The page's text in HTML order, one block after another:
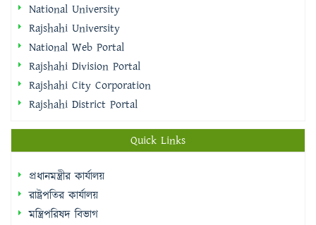
National University
Rajshahi University
National Web Portal
Rajshahi Division Portal
Rajshahi City Corporation
Rajshahi District Portal
Quick Links
প্রধানমন্ত্রীর কার্যালয়
রাষ্ট্রপতির কার্যালয়
মন্ত্রিপরিষদ বিভাগ